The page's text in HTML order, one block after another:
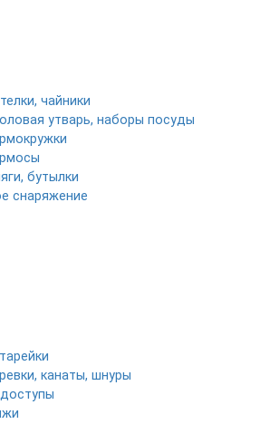
чайники
утварь, наборы посуды
бутылки
снаряжение
канаты, шнуры